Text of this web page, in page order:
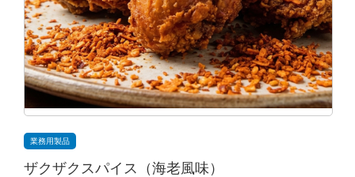
業務用製品
ザクザクスパイス（海老風味）